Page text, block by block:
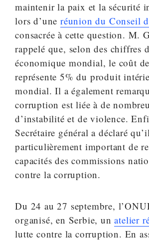
maintenir la paix et la sécurité
lors d’uneréunion du Conseil
consacrée à cette question. M.
rappelé que, selon des chiffres
économique mondial, le coût
représente 5% du produit
mondial. Il a également
corruption est liée à de
d’instabilité et de violence.
Secrétaire général a déclaré
particulièrement important de
capacités des commissions
contre la corruption.
Du 24 au 27 septembre,
organisé, en Serbie, unatelier
lutte contre la corruption. En